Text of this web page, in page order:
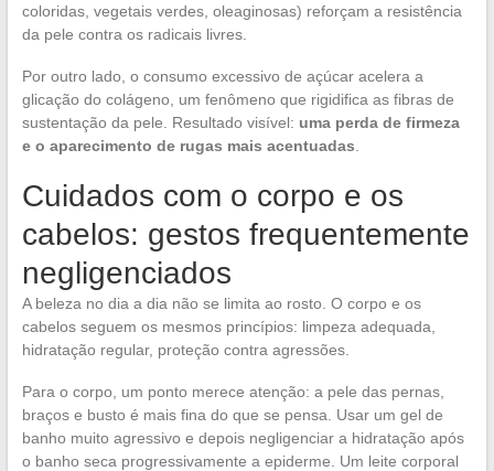
coloridas, vegetais verdes, oleaginosas) reforçam a resistência
da pele contra os radicais livres.
Por outro lado, o consumo excessivo de açúcar acelera a
glicação do colágeno, um fenômeno que rigidifica as fibras de
sustentação da pele. Resultado visível: uma perda de firmeza
e o aparecimento de rugas mais acentuadas
Cuidados com o corpo e os
cabelos: gestos frequentemente
negligenciados
A beleza no dia a dia não se limita ao rosto. O corpo e os
cabelos seguem os mesmos princípios: limpeza adequada,
hidratação regular, proteção contra agressões.
Para o corpo, um ponto merece atenção: a pele das pernas,
braços e busto é mais fina do que se pensa. Usar um gel de
banho muito agressivo e depois negligenciar a hidratação após
o banho seca progressivamente a epiderme. Um leite corporal